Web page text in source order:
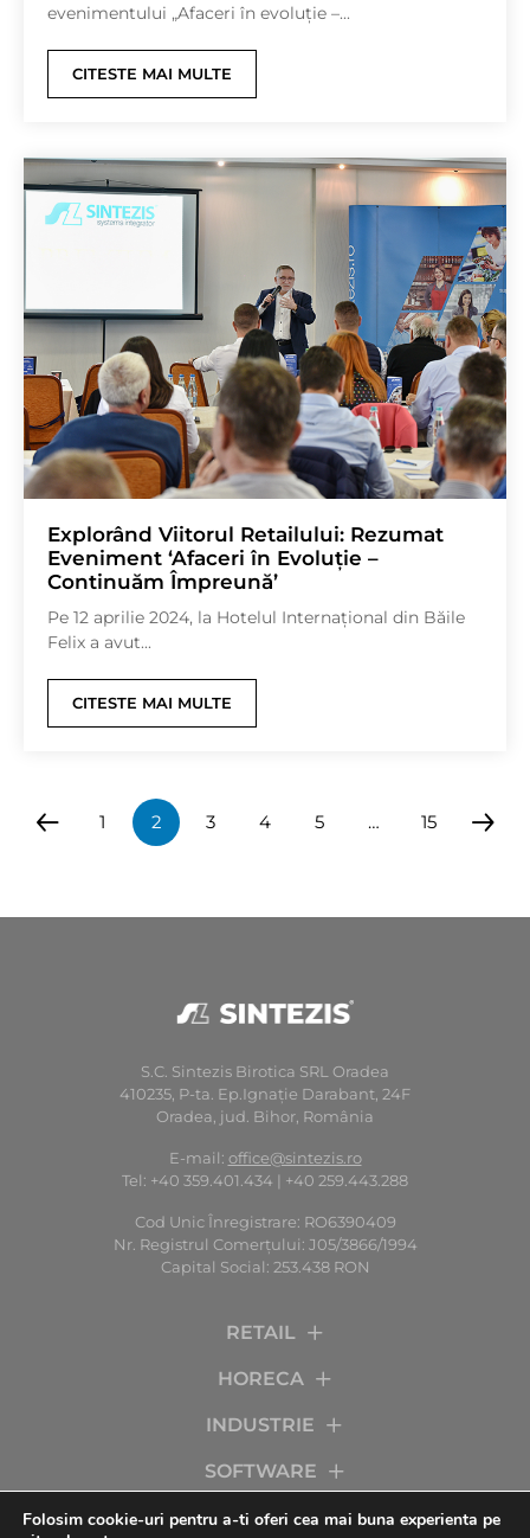
evenimentului „Afaceri în evoluție –...
CITESTE MAI MULTE
Explorând Viitorul Retailului: Rezumat
Eveniment ‘Afaceri în Evoluție –
Continuăm Împreună’
Pe 12 aprilie 2024, la Hotelul Internațional din Băile
Felix a avut...
CITESTE MAI MULTE
1 2 3 4 5 … 15
S.C. Sintezis Birotica SRL Oradea
410235, P-ta. Ep.Ignaţie Darabant, 24F
Oradea, jud. Bihor, România
E-mail: office@sintezis.ro
Tel: +40 359.401.434 | +40 259.443.288
Cod Unic Înregistrare: RO6390409
Nr. Registrul Comerţului: J05/3866/1994
Capital Social: 253.438 RON
RETAIL
HORECA
INDUSTRIE
SOFTWARE
SERVICII
Folosim cookie-uri pentru a-ti oferi cea mai buna experienta pe